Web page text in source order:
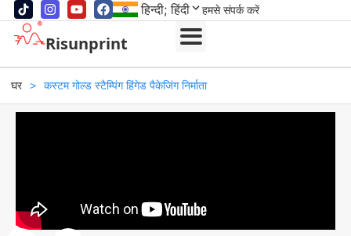
हिन्दी; हिंदी हमसे संपर्क करें
Risunprint
घर > कस्टम गोल्ड स्टैम्पिंग हिंगेड पैकेजिंग निर्माता